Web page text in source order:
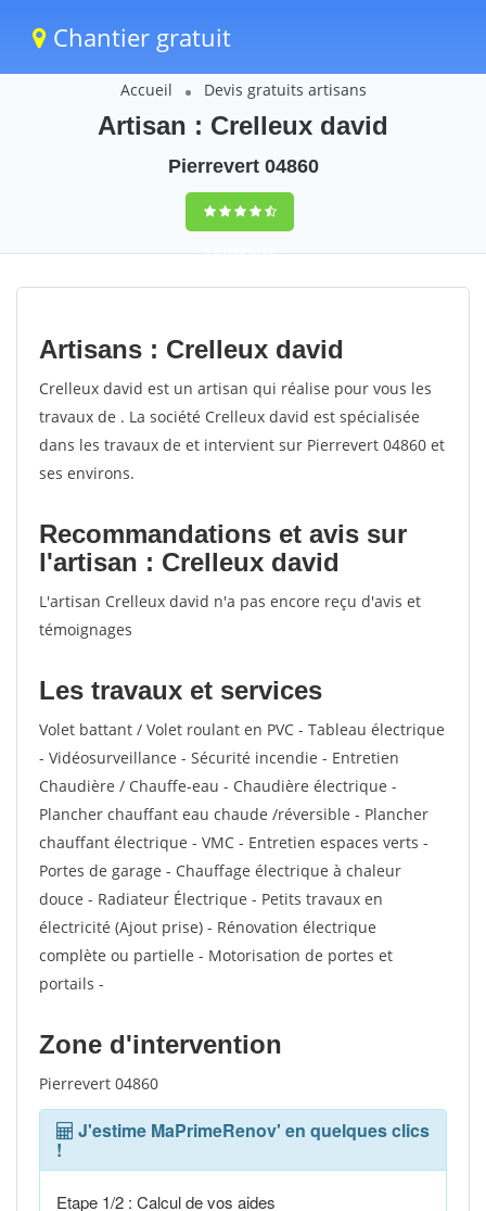
Chantier gratuit
Accueil Devis gratuits artisans
Artisan : Crelleux david
Pierrevert 04860
9,5(100%)82
votes
Artisans : Crelleux david
Crelleux david est un artisan qui réalise pour vous les
travaux de . La société Crelleux david est spécialisée
dans les travaux de et intervient sur Pierrevert 04860 et
ses environs.
Recommandations et avis sur
l'artisan : Crelleux david
L'artisan Crelleux david n'a pas encore reçu d'avis et
témoignages
Les travaux et services
Volet battant / Volet roulant en PVC - Tableau électrique
- Vidéosurveillance - Sécurité incendie - Entretien
Chaudière / Chauffe-eau - Chaudière électrique -
Plancher chauffant eau chaude /réversible - Plancher
chauffant électrique - VMC - Entretien espaces verts -
Portes de garage - Chauffage électrique à chaleur
douce - Radiateur Électrique - Petits travaux en
électricité (Ajout prise) - Rénovation électrique
complète ou partielle - Motorisation de portes et
portails -
Zone d'intervention
Pierrevert 04860